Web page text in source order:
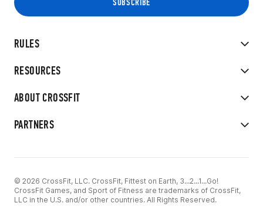
RULES
RESOURCES
ABOUT CROSSFIT
PARTNERS
© 2026 CrossFit, LLC. CrossFit, Fittest on Earth, 3...2...1...Go!
CrossFit Games, and Sport of Fitness are trademarks of CrossFit,
LLC in the U.S. and/or other countries. All Rights Reserved.